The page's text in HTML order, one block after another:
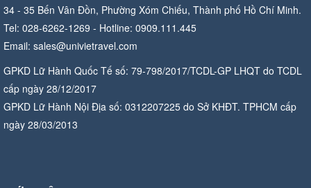
34 - 35 Bến Vân Đồn, Phường Xóm Chiếu, Thành phố Hồ Chí Minh.
Tel: 028-6262-1269 - Hotline: 0909.111.445
Email: sales@univietravel.com
GPKD Lữ Hành Quốc Tế số: 79-798/2017/TCDL-GP LHQT do TCDL
cấp ngày 28/12/2017
GPKD Lữ Hành Nội Địa số: 0312207225 do Sở KHĐT. TPHCM cấp
ngày 28/03/2013